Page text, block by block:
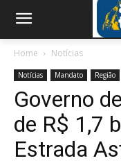
Home Notícias
Notícias Mandato Região
Governo
de R$ 1,7
Estrada